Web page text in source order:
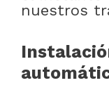
nuestros